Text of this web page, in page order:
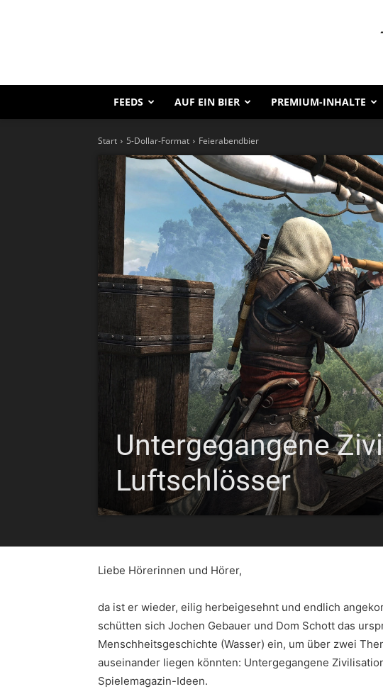
FEEDS AUF EIN BIER PREMIUM-INHALTE
Start 5-Dollar-Format Feierabendbier
Untergegangene
Luftschlösser
Liebe Hörerinnen und Hörer,
da ist er wieder, eilig herbeigesehnt und endlich
schütten sich Jochen Gebauer und Dom Schott das
Menschheitsgeschichte (Wasser) ein, um über zwei
auseinander liegen könnten: Untergegangene
Spielemagazin-Ideen.